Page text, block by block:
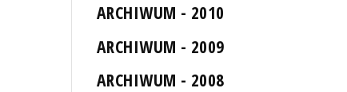
ARCHIWUM - 2010
ARCHIWUM - 2009
ARCHIWUM - 2008